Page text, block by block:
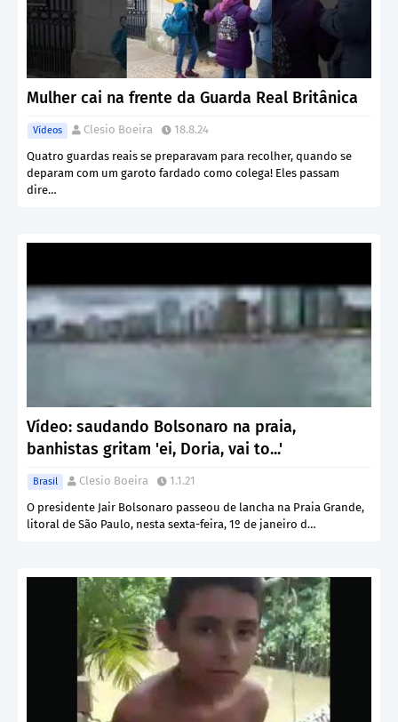
Mulher cai na frente da Guarda Real Britânica
Vídeos Clesio Boeira
18.8.24
Quatro guardas reais se preparavam para recolher, quando se
deparam com um garoto fardado como colega! Eles passam
dire…
Vídeo: saudando Bolsonaro na praia,
banhistas gritam 'ei, Doria, vai to...'
Brasil Clesio Boeira
1.1.21
O presidente Jair Bolsonaro passeou de lancha na Praia Grande,
litoral de São Paulo, nesta sexta-feira, 1º de janeiro d…